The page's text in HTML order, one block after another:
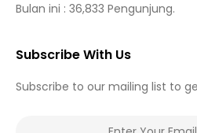
Bulan ini : 36,833 Pengunjung.
Subscribe With Us
Subscribe to our mailing list to